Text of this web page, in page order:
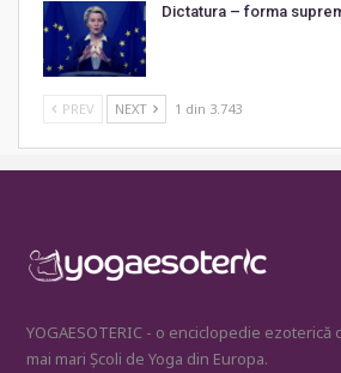
Dictatura – forma
PREV NEXT 1 din 3.743
YOGAESOTERIC - o enciclopedie
mai mari Școli de Yoga din Europa.